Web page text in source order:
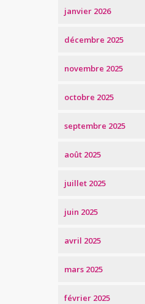
janvier 2026
décembre 2025
novembre 2025
octobre 2025
septembre 2025
août 2025
juillet 2025
juin 2025
avril 2025
mars 2025
février 2025